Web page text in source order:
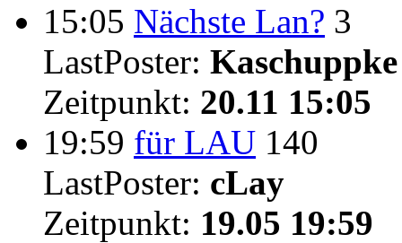
15:05 Nächste Lan? 3
LastPoster: Kaschuppke
Zeitpunkt: 20.11 15:05
19:59 für LAU 140
LastPoster: cLay
Zeitpunkt: 19.05 19:59